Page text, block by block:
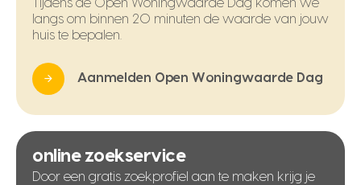
Tijdens de Open Woningwaarde Dag komen we
langs om binnen 20 minuten de waarde van jouw
huis te bepalen.
Aanmelden Open Woningwaarde Dag
online zoekservice
Door een gratis zoekprofiel aan te maken krijg je